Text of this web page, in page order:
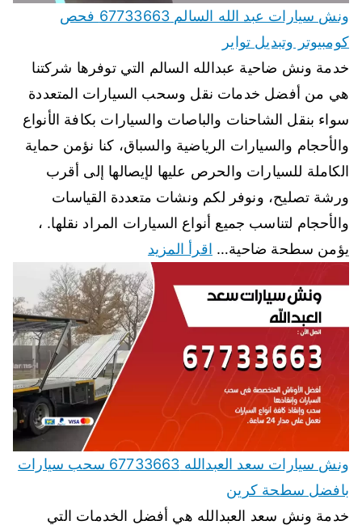
ونش سيارات عبد الله السالم 67733663 فحص
كومبيوتر وتبديل تواير
خدمة ونش ضاحية عبدالله السالم التي توفرها شركتنا
هي من أفضل خدمات نقل وسحب السيارات المتعددة
سواء بنقل الشاحنات والباصات والسيارات بكافة الأنواع
والأحجام والسيارات الرياضية والسباق، كنا نؤمن حماية
الكاملة للسيارات والحرص عليها لإيصالها إلى أقرب
ورشة تصليح، ونوفر لكم ونشات متعددة القياسات
والأحجام لتناسب جميع أنواع السيارات المراد نقلها. ،
يؤمن سطحة ضاحية… اقرأ المزيد
ونش سيارات سعد العبدالله 67733663 سحب سيارات
بافضل سطحة كرين
خدمة ونش سعد العبدالله هي أفضل الخدمات التي